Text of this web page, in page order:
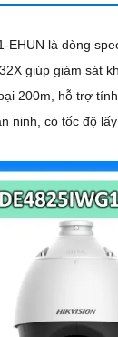
EHUN là dòng
giúp giám sát
200m, hỗ trợ
ninh, có tốc độ